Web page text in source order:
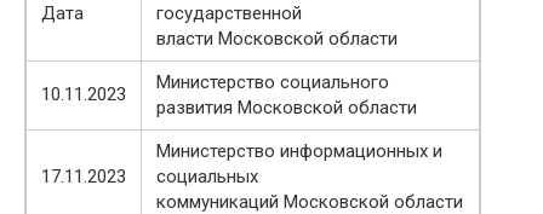
Дата
государственной
власти Московской области
10.11.2023
Министерство социального
развития Московской области
17.11.2023
Министерство информационных и
социальных
коммуникаций Московской области